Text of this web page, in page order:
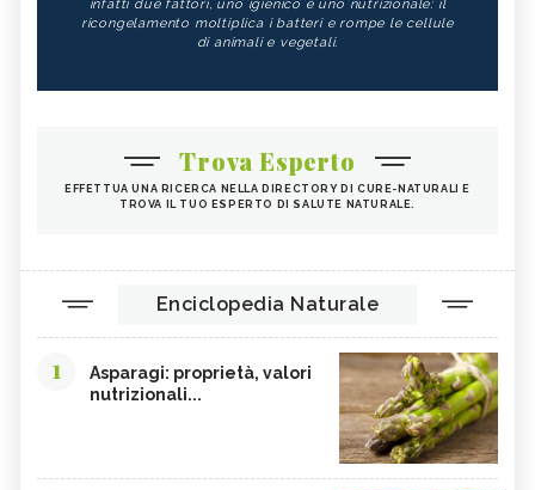
infatti due fattori, uno igienico e uno nutrizionale: il
ricongelamento moltiplica i batteri e rompe le cellule
di animali e vegetali.
Trova Esperto
EFFETTUA UNA RICERCA NELLA DIRECTORY DI CURE-NATURALI E
TROVA IL TUO ESPERTO DI SALUTE NATURALE.
Enciclopedia Naturale
1
Asparagi: proprietà, valori
nutrizionali...